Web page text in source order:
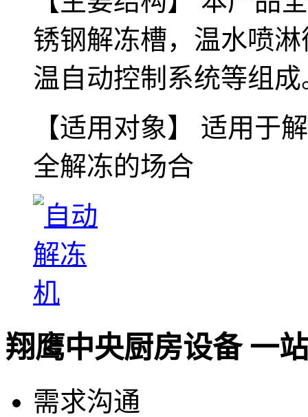
锈钢解冻槽，温水喷
温自动控制系统等组成
【适用对象】 适用于
全解冻的场合
翔鹰中央厨房设备 一
需求沟通